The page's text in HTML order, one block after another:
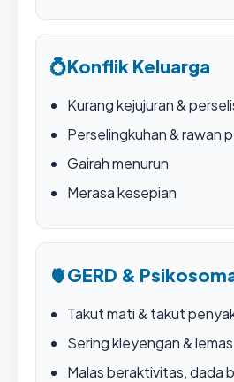
💍Konflik Keluarga
Kurang kejujuran &
Perselingkuhan & rawan
Gairah menurun
Merasa kesepian
🫀GERD &
Takut mati & takut
Sering kleyengan & lemas
Malas beraktivitas, dada